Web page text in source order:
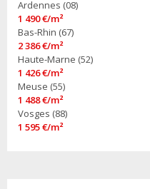
Ardennes (08)
1 490 €/m²
Bas-Rhin (67)
2 386 €/m²
Haute-Marne (52)
1 426 €/m²
Meuse (55)
1 488 €/m²
Vosges (88)
1 595 €/m²